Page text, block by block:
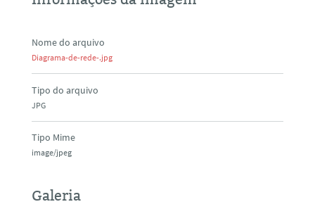
Nome do arquivo
Diagrama-de-rede-.jpg
Tipo do arquivo
JPG
Tipo Mime
image/jpeg
Galeria